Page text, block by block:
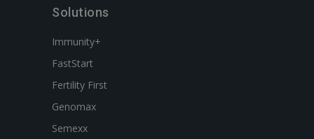
Solutions
Immunity+
FastStart
Fertility First
Genomax
Semexx